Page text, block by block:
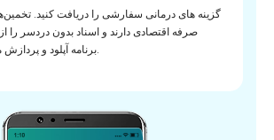
گزینه های درمانی سفارشی را دریافت کنید.
صرفه اقتصادی دارند و اسناد بدون دردسر را
برنامه آپلود و پردازش می‌کنند.